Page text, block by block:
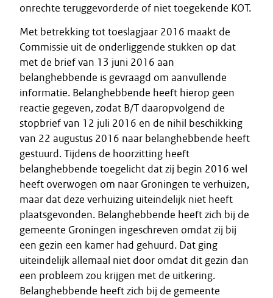
onrechte teruggevorderde of niet toegekende KOT.
Met betrekking tot toeslagjaar 2016 maakt de
Commissie uit de onderliggende stukken op dat
met de brief van 13 juni 2016 aan
belanghebbende is gevraagd om aanvullende
informatie. Belanghebbende heeft hierop geen
reactie gegeven, zodat B/T daaropvolgend de
stopbrief van 12 juli 2016 en de nihil beschikking
van 22 augustus 2016 naar belanghebbende heeft
gestuurd. Tijdens de hoorzitting heeft
belanghebbende toegelicht dat zij begin 2016 wel
heeft overwogen om naar Groningen te verhuizen,
maar dat deze verhuizing uiteindelijk niet heeft
plaatsgevonden. Belanghebbende heeft zich bij de
gemeente Groningen ingeschreven omdat zij bij
een gezin een kamer had gehuurd. Dat ging
uiteindelijk allemaal niet door omdat dit gezin dan
een probleem zou krijgen met de uitkering.
Belanghebbende heeft zich bij de gemeente